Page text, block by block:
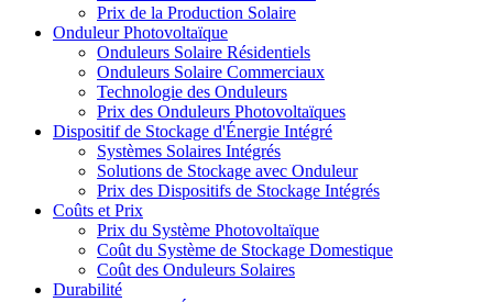
Prix de la Production Solaire
Onduleur Photovoltaïque
Onduleurs Solaire Résidentiels
Onduleurs Solaire Commerciaux
Technologie des Onduleurs
Prix des Onduleurs Photovoltaïques
Dispositif de Stockage d'Énergie Intégré
Systèmes Solaires Intégrés
Solutions de Stockage avec Onduleur
Prix des Dispositifs de Stockage Intégrés
Coûts et Prix
Prix du Système Photovoltaïque
Coût du Système de Stockage Domestique
Coût des Onduleurs Solaires
Durabilité